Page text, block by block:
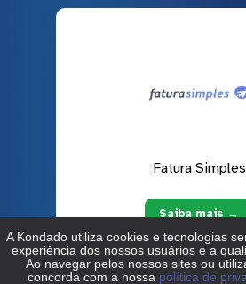
Fatura Simples
Saiba mais →